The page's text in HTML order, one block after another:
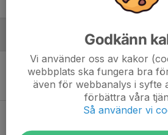
Lör 7
14:00
Korsnäs IF FK - Forssa BK
Lindvallen 9 mot 9
0
5
Forssa BK - Skogsbo-Avesta IF
Godkänn
Vi använder oss av kakor
webbplats ska fungera bra
även för webbanalys i syfte
förbättra våra
Så använder vi